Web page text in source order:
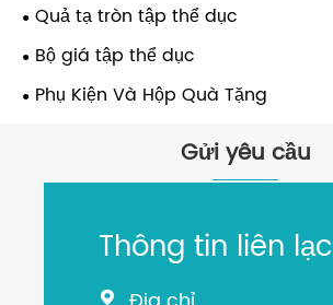
Quả tạ tròn tập thể dục
Bộ giá tập thể dục
Phụ Kiện Và Hộp Quà Tặng
Gửi yêu cầu
Thông tin liên lạc
